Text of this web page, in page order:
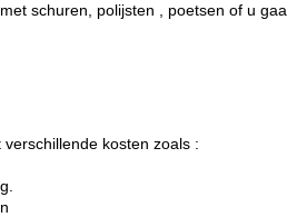
schuren, polijsten , poetsen of u
kosten zoals :